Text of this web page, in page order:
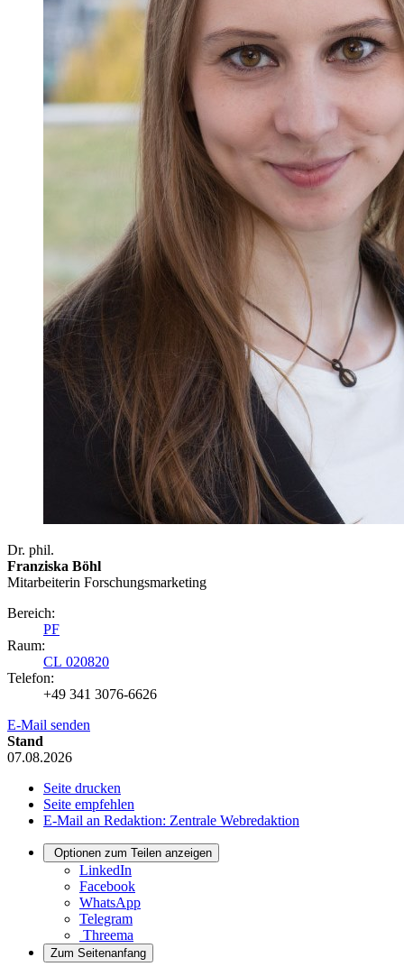
Dr. phil.
Franziska Böhl
Mitarbeiterin Forschungsmarketing
Bereich:
PF
Raum:
CL 020820
Telefon:
+49 341 3076-6626
E-Mail senden
Stand
07.08.2026
Seite drucken
Seite empfehlen
E-Mail an Redaktion: Zentrale Webredaktion
Optionen zum Teilen anzeigen
LinkedIn
Facebook
WhatsApp
Telegram
Threema
Zum Seitenanfang